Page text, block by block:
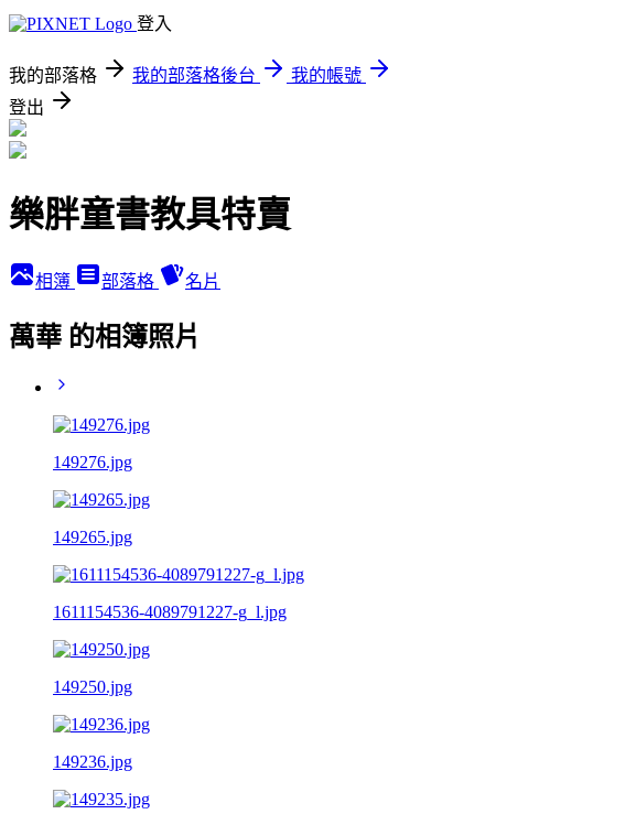
登入
我的部落格 我的部落格後台
我的帳號
登出
樂胖童書教具特賣
相簿 部落格 名片
萬華 的相簿照片
149276.jpg
149265.jpg
1611154536-4089791227-g_l.jpg
149250.jpg
149236.jpg